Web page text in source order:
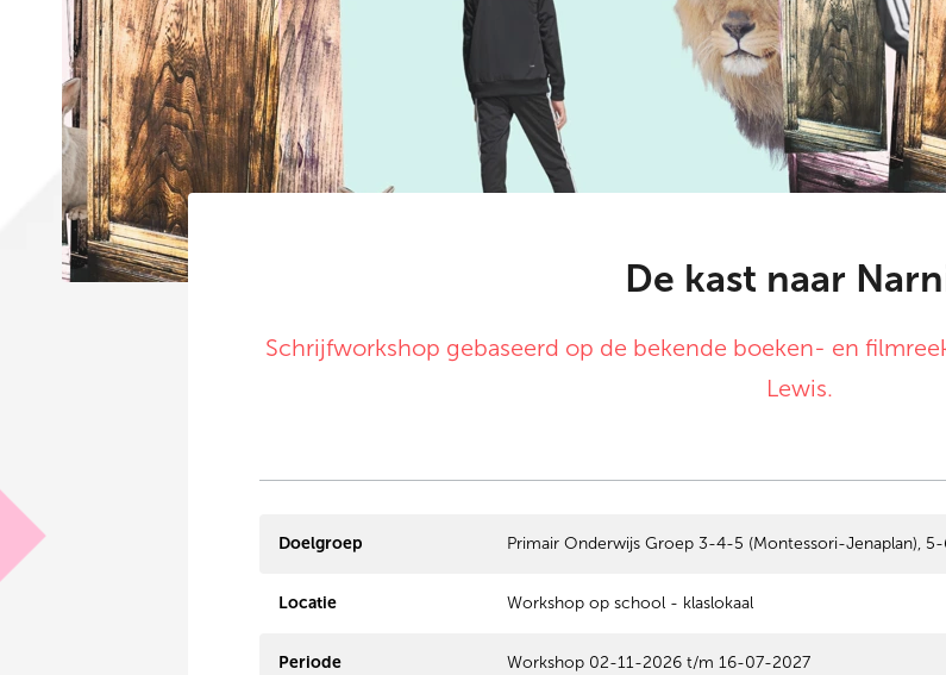
De kast naar
Schrijfworkshop gebaseerd op de bekende boeken- en
Lewis.
Doelgroep Primair Onderwijs Groep 3-4-5 (Montessori-Jenaplan),
Locatie Workshop op school - klaslokaal
Periode Workshop 02-11-2026 t/m 16-07-2027